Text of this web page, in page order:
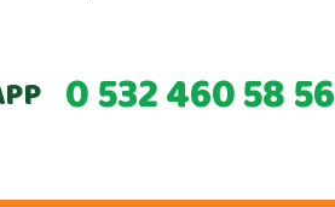
0 532 460 58 56